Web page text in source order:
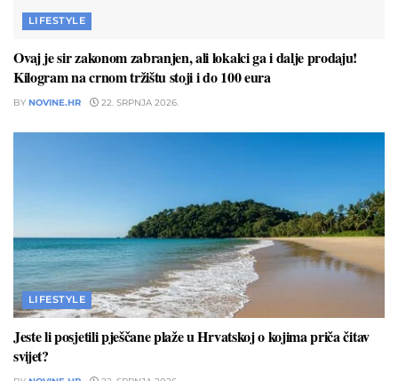
LIFESTYLE
Ovaj je sir zakonom zabranjen, ali lokalci ga i dalje prodaju!
Kilogram na crnom tržištu stoji i do 100 eura
BY NOVINE.HR 22. SRPNJA 2026.
LIFESTYLE
Jeste li posjetili pješčane plaže u Hrvatskoj o kojima priča čitav
svijet?